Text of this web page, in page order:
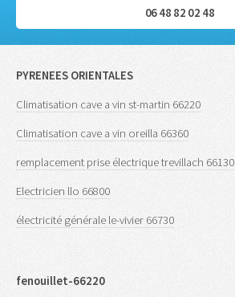
06 48 82 02 48
PYRENEES ORIENTALES
Climatisation cave a vin st-martin 66220
Climatisation cave a vin oreilla 66360
remplacement prise électrique trevillach 66130
Electricien llo 66800
électricité générale le-vivier 66730
fenouillet-66220